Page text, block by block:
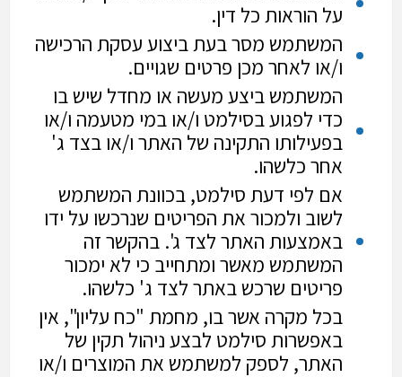
על הוראות כל דין.
המשתמש מסר בעת ביצוע עסקת הרכישה
ו/או לאחר מכן פרטים שגויים.
המשתמש ביצע מעשה או מחדל שיש בו
כדי לפגוע בסילמט ו/או במי מטעמה ו/או
בפעילותו התקינה של האתר ו/או בצד ג'
אחר כלשהו.
אם לפי דעת סילמט, בכוונת המשתמש
לשוב ולמכור את הפריטים שנרכשו על ידו
באמצעות האתר לצד ג'. בהקשר זה
המשתמש מאשר ומתחייב כי לא ימכור
פריטים שרכש באתר לצד ג' כלשהו.
בכל מקרה אשר בו, מחמת "כח עליון", אין
באפשרות סילמט לבצע ניהול תקין של
האתר, לספק למשתמש את המוצרים ו/או